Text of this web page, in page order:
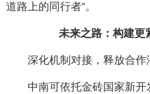
道路上的同行者”。
未来之路：构建更
深化机制对接，释放合作
中南可依托金砖国家新